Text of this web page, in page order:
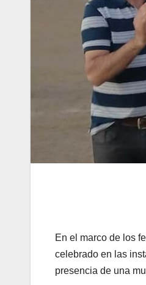
En el marco de los
celebrado en las
presencia de una